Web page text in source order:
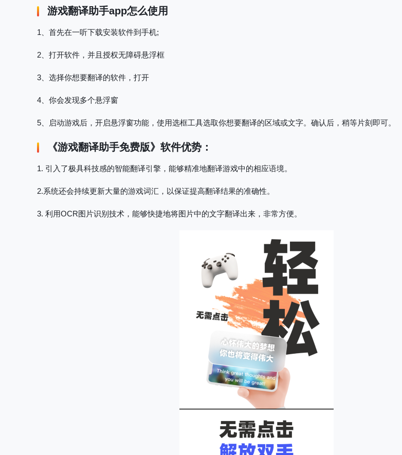
游戏翻译助手app怎么使用
1、首先在一听下载安装软件到手机;
2、打开软件，并且授权无障碍悬浮框
3、选择你想要翻译的软件，打开
4、你会发现多个悬浮窗
5、启动游戏后，开启悬浮窗功能，使用选框工具选取你想要翻译的区域或文字。确认后，稍等片刻即可。
《游戏翻译助手免费版》软件优势：
1. 引入了极具科技感的智能翻译引擎，能够精准地翻译游戏中的相应语境。
2.系统还会持续更新大量的游戏词汇，以保证提高翻译结果的准确性。
3. 利用OCR图片识别技术，能够快捷地将图片中的文字翻译出来，非常方便。